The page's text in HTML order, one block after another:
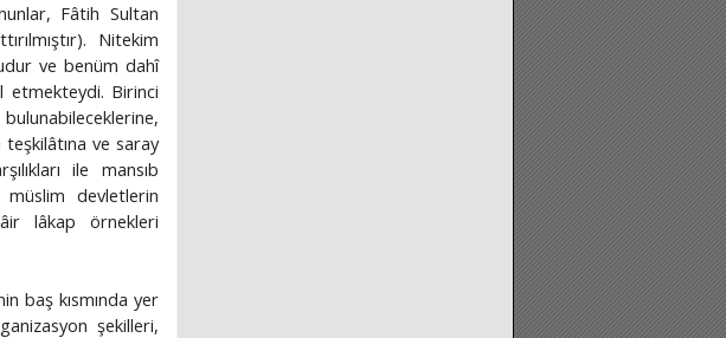
Fâtih Sultan
Nitekim
ve benüm dahî
etmekteydi. Birinci
ve saray
ile mansıb
devletlerin
lâkap örnekleri
baş kısmında yer
şekilleri,